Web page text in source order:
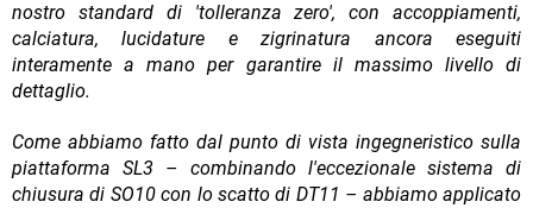
nostro standard di 'tolleranza zero', con accoppiamenti,
calciatura, lucidature e zigrinatura ancora eseguiti
interamente a mano per garantire il massimo livello di
dettaglio.
Come abbiamo fatto dal punto di vista ingegneristico sulla
piattaforma SL3 – combinando l'eccezionale sistema di
chiusura di SO10 con lo scatto di DT11 – abbiamo applicato